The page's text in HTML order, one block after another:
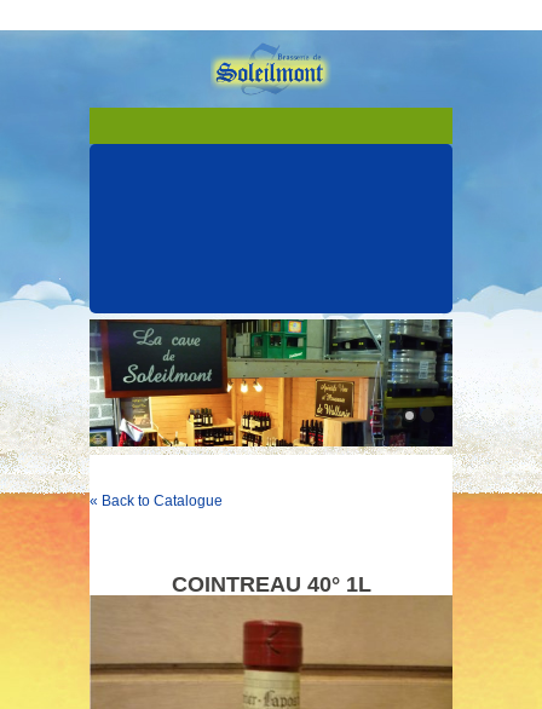
« Back to Catalogue
COINTREAU 40° 1L